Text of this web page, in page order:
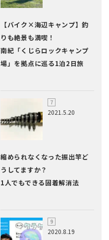
【バイク×海辺キャンプ】釣
りも絶景も満喫！
南紀「くじらロックキャンプ
場」を拠点に巡る1泊2日旅
2021.5.20
縮められなくなった振出竿ど
うしてますか？
1人でもできる固着解消法
2020.8.19